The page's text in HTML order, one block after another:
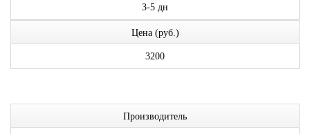
3-5 дн
Цена (руб.)
3200
Производитель